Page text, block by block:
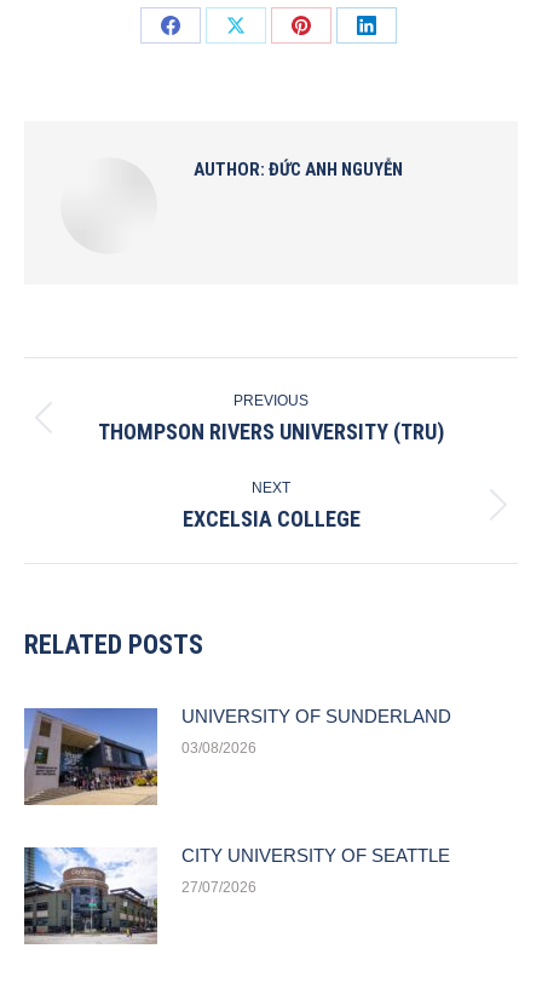
Share
Share
Share
Share
AUTHOR: ĐỨC ANH NGUYỄN
NAVIGATION
PREVIOUS
Previous
THOMPSON RIVERS UNIVERSITY (TRU)
NEXT
Next
EXCELSIA COLLEGE
RELATED POSTS
UNIVERSITY OF SUNDERLAND
03/08/2026
CITY UNIVERSITY OF SEATTLE
27/07/2026